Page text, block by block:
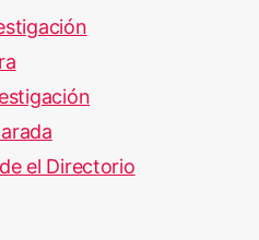
el Directorio